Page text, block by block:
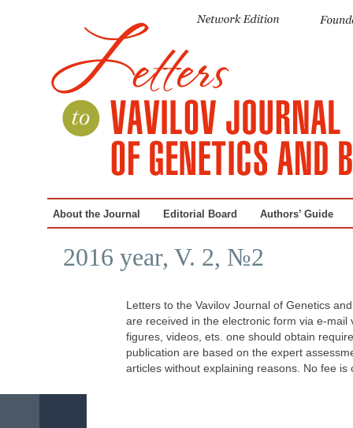
About the Journal Editorial Board Authors’ Guide
2016 year, V. 2, №2
Letters to the Vavilov Journal of Genetics
are received in the electronic form via e-
figures, videos, ets. one should obtain
publication are based on the expert
articles without explaining reasons. No fee is